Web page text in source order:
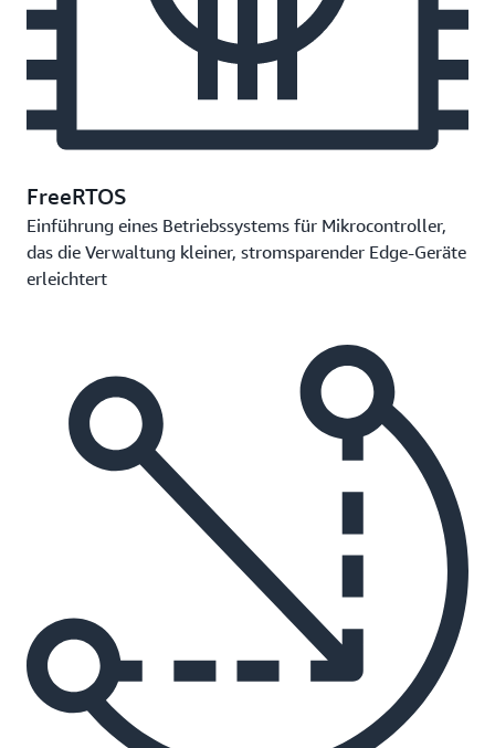
FreeRTOS
Einführung eines Betriebssystems für Mikrocontroller,
das die Verwaltung kleiner, stromsparender Edge-Geräte
erleichtert